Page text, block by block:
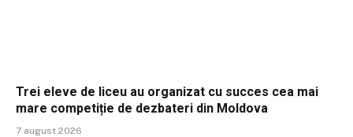
Trei eleve de liceu au organizat cu succes cea mai
mare competiție de dezbateri din Moldova
7 august 2026